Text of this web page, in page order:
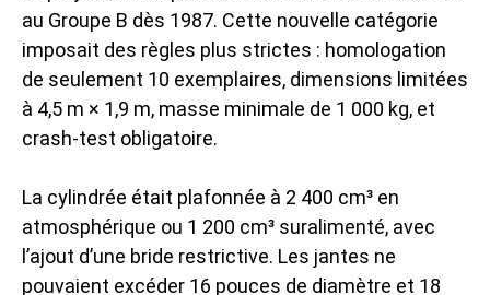
au Groupe B dès 1987. Cette nouvelle catégorie
imposait des règles plus strictes : homologation
de seulement 10 exemplaires, dimensions limitées
à 4,5 m × 1,9 m, masse minimale de 1 000 kg, et
crash-test obligatoire.
La cylindrée était plafonnée à 2 400 cm³ en
atmosphérique ou 1 200 cm³ suralimenté, avec
l’ajout d’une bride restrictive. Les jantes ne
pouvaient excéder 16 pouces de diamètre et 18